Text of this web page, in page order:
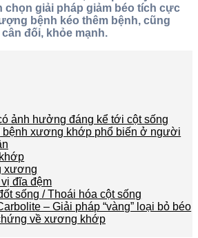
chọn giải pháp giảm béo tích cực
bệnh kéo thêm bệnh, cũng
đối, khỏe mạnh.
ảnh hưởng đáng kể tới cột sống
bệnh xương khớp phổ biến ở người
xương
đĩa đệm
sống / Thoái hóa cột sống
– Giải pháp “vàng” loại bỏ béo
về xương khớp